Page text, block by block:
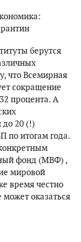
берутся
что Всемирная
сокращение
процента. А
до 20 (!)
по итогам года.
фонд (МВФ) ,
мировой
время честно
может оказаться